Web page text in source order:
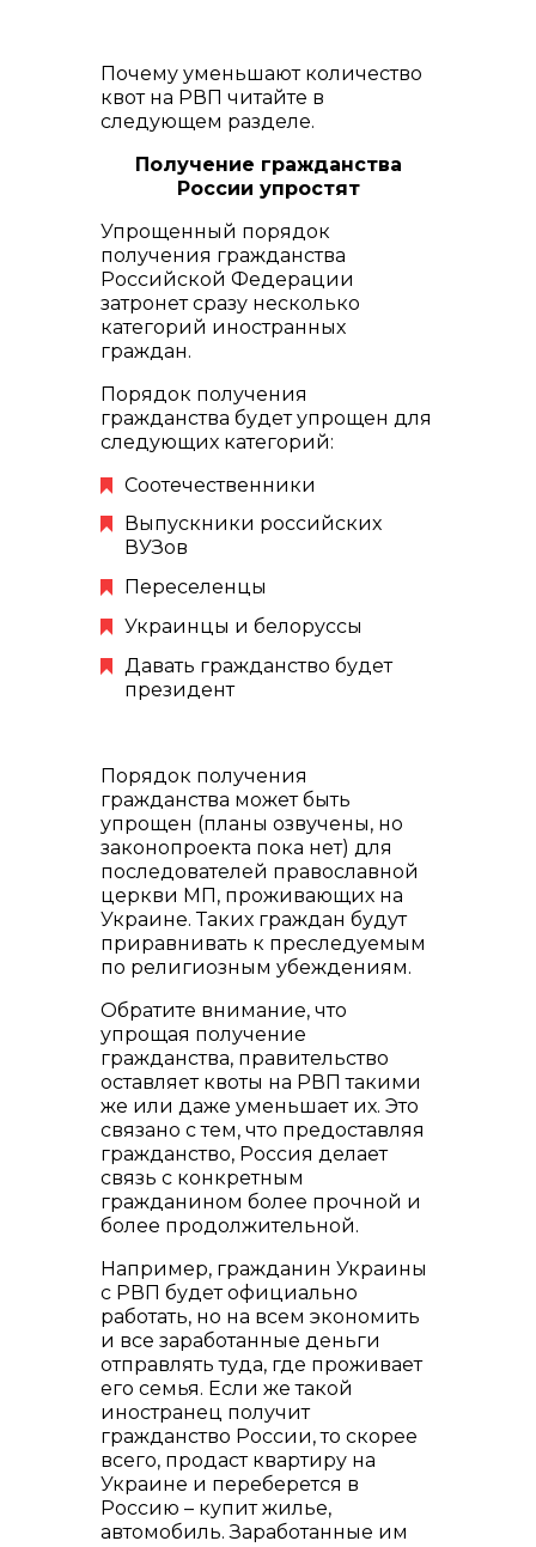
Почему уменьшают количество
квот на РВП читайте в
следующем разделе.
Получение гражданства
России упростят
Упрощенный порядок
получения гражданства
Российской Федерации
затронет сразу несколько
категорий иностранных
граждан.
Порядок получения
гражданства будет упрощен для
следующих категорий:
Соотечественники
Выпускники российских
ВУЗов
Переселенцы
Украинцы и белоруссы
Давать гражданство будет
президент
Порядок получения
гражданства может быть
упрощен (планы озвучены, но
законопроекта пока нет) для
последователей православной
церкви МП, проживающих на
Украине. Таких граждан будут
приравнивать к преследуемым
по религиозным убеждениям.
Обратите внимание, что
упрощая получение
гражданства, правительство
оставляет квоты на РВП такими
же или даже уменьшает их. Это
связано с тем, что предоставляя
гражданство, Россия делает
связь с конкретным
гражданином более прочной и
более продолжительной.
Например, гражданин Украины
с РВП будет официально
работать, но на всем экономить
и все заработанные деньги
отправлять туда, где проживает
его семья. Если же такой
иностранец получит
гражданство России, то скорее
всего, продаст квартиру на
Украине и переберется в
Россию – купит жилье,
автомобиль. Заработанные им